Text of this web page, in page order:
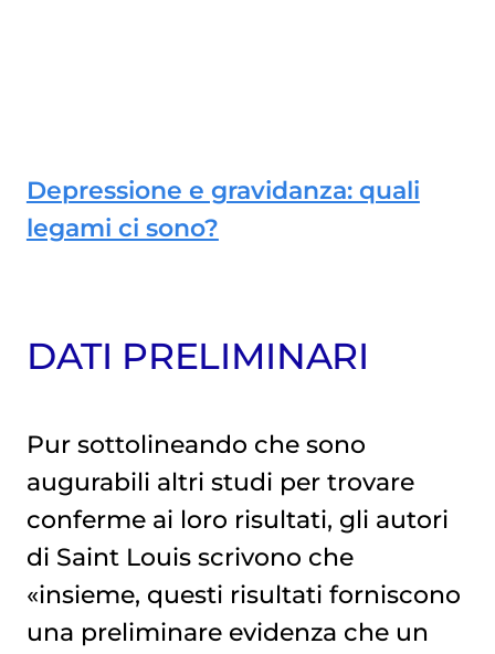
Depressione e gravidanza: quali
legami ci sono?
DATI PRELIMINARI
Pur sottolineando che sono
augurabili altri studi per trovare
conferme ai loro risultati, gli autori
di Saint Louis scrivono che
«insieme, questi risultati forniscono
una preliminare evidenza che un